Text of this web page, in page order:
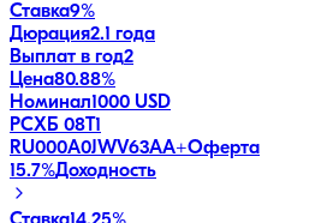
Ставка9%
Дюрация2.1 года
Выплат в год2
Цена80.88%
Номинал1000 USD
РСХБ 08Т1
RU000A0JWV63AA+Оферта
15.7%Доходность